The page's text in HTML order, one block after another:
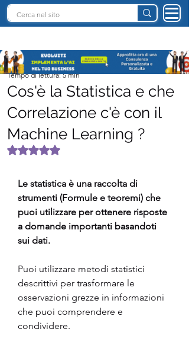
Cos'è la Statistica e che
Correlazione c'è con il
Machine Learning ?
Team I.A. Italia
Tempo di lettura: 5 min
Valutazione NaN stelle su 5.
Le statistica è una raccolta di
strumenti (Formule e teoremi) che
puoi utilizzare per ottenere risposte
a domande importanti basandoti
sui dati.
Puoi utilizzare metodi statistici
descrittivi per trasformare le
osservazioni grezze in informazioni
che puoi comprendere e
condividere.